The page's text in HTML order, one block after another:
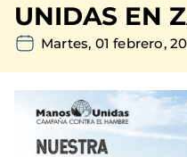
UNIDAS EN
Martes, 01 febrero,